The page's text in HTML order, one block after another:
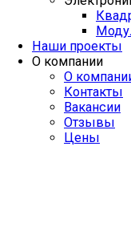
Наши проекты
О компании
О
Контакты
Вакансии
Отзывы
Цены